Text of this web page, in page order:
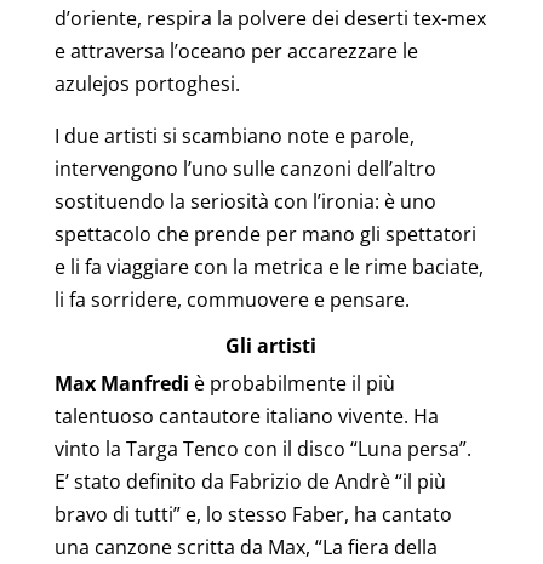
d’oriente, respira la polvere dei deserti tex-mex
e attraversa l’oceano per accarezzare le
azulejos portoghesi.
I due artisti si scambiano note e parole,
intervengono l’uno sulle canzoni dell’altro
sostituendo la seriosità con l’ironia: è uno
spettacolo che prende per mano gli spettatori
e li fa viaggiare con la metrica e le rime baciate,
li fa sorridere, commuovere e pensare.
Gli artisti
Max Manfredi è probabilmente il più
talentuoso cantautore italiano vivente. Ha
vinto la Targa Tenco con il disco “Luna persa”.
E’ stato definito da Fabrizio de Andrè “il più
bravo di tutti” e, lo stesso Faber, ha cantato
una canzone scritta da Max, “La fiera della